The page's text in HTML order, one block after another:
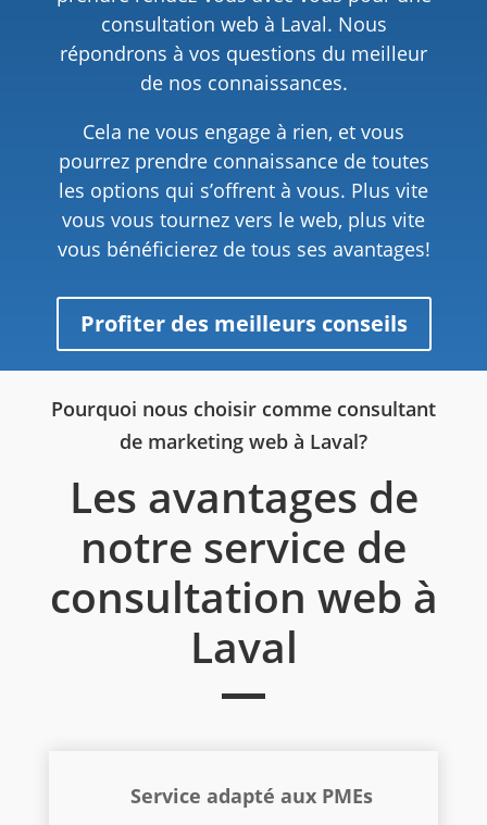
consultation web à Laval. Nous
répondrons à vos questions du meilleur
de nos connaissances.
Cela ne vous engage à rien, et vous
pourrez prendre connaissance de toutes
les options qui s’offrent à vous. Plus vite
vous vous tournez vers le web, plus vite
vous bénéficierez de tous ses avantages!
Profiter des meilleurs conseils
Pourquoi nous choisir comme consultant
de marketing web à Laval?
Les avantages de
notre service de
consultation web à
Laval
Service adapté aux PMEs